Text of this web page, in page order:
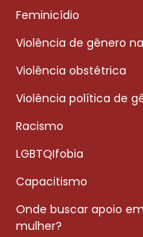
Feminicídio
Violência de gênero
Violência obstétrica
Violência política de
Racismo
LGBTQIfobia
Capacitismo
Onde buscar apoio
mulher?